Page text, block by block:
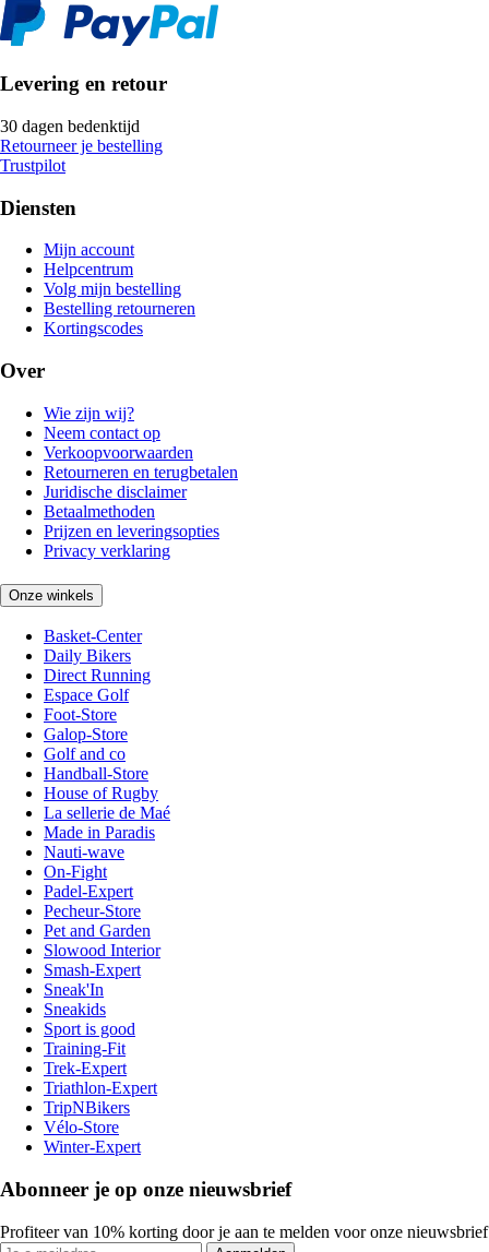
Levering en retour
30 dagen bedenktijd
Retourneer je bestelling
Trustpilot
Diensten
Mijn account
Helpcentrum
Volg mijn bestelling
Bestelling retourneren
Kortingscodes
Over
Wie zijn wij?
Neem contact op
Verkoopvoorwaarden
Retourneren en terugbetalen
Juridische disclaimer
Betaalmethoden
Prijzen en leveringsopties
Privacy verklaring
Onze winkels
Basket-Center
Daily Bikers
Direct Running
Espace Golf
Foot-Store
Galop-Store
Golf and co
Handball-Store
House of Rugby
La sellerie de Maé
Made in Paradis
Nauti-wave
On-Fight
Padel-Expert
Pecheur-Store
Pet and Garden
Slowood Interior
Smash-Expert
Sneak'In
Sneakids
Sport is good
Training-Fit
Trek-Expert
Triathlon-Expert
TripNBikers
Vélo-Store
Winter-Expert
Abonneer je op onze nieuwsbrief
Profiteer van 10% korting door je aan te melden voor onze nieuwsbrief